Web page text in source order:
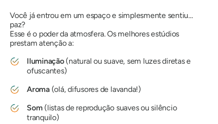
Você já entrou em um espaço e simplesmente sentiu…
paz?
Esse é o poder da atmosfera. Os melhores estúdios
prestam atenção a:
Iluminação(natural ou suave, sem luzes diretas e
ofuscantes)
Aroma(olá, difusores de lavanda!)
Som (listas de reprodução suaves ou silêncio
tranquilo)